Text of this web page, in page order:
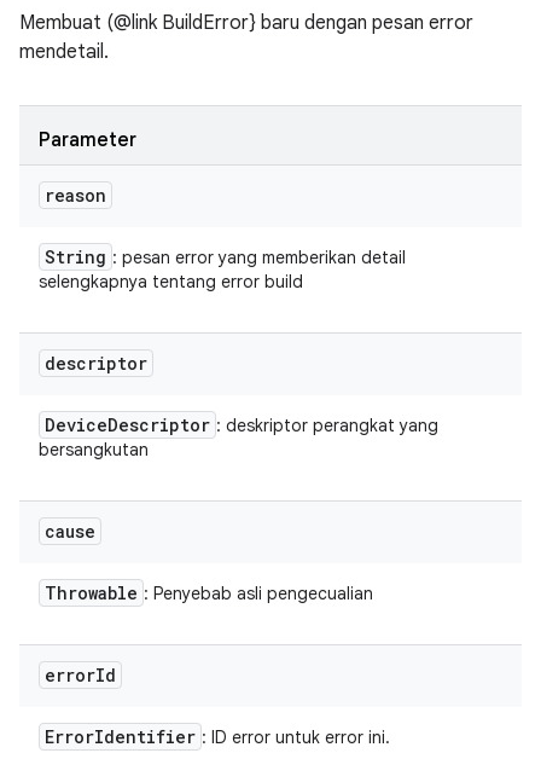
Membuat (@link BuildError} baru dengan pesan error
mendetail.
Parameter
reason
String : pesan error yang memberikan detail
selengkapnya tentang error build
descriptor
DeviceDescriptor : deskriptor perangkat yang
bersangkutan
cause
Throwable : Penyebab asli pengecualian
errorId
ErrorIdentifier : ID error untuk error ini.